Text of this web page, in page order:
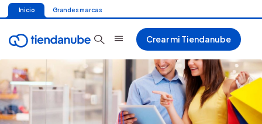
Inicio Grandes marcas
Crear mi Tiendanube